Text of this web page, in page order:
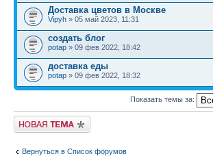
Доставка цветов в Москве
Vipyh » 05 май 2023, 11:31
создать блог
potap » 09 фев 2022, 18:42
доставка еды
potap » 09 фев 2022, 18:32
Показать темы за:
Новая тема
Вернуться в Список форумов